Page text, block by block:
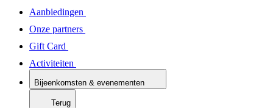
Aanbiedingen
Onze partners
Gift Card
Activiteiten
Bijeenkomsten & evenementen
Terug